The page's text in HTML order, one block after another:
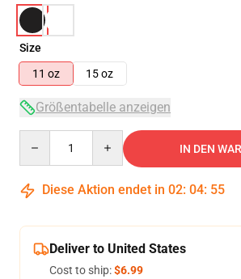
Size
11 oz
15 oz
Größentabelle anzeigen
IN DEN
Diese Aktion endet in 02: 04: 55
Deliver to United States
Cost to ship:$6.99